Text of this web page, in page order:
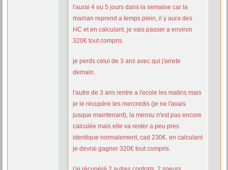
l'aurai 4 ou 5 jours dans la semaine car la
maman reprend a temps plein, il y aura des
HC et en calculant, je vais passer a environ
320€ tout compris.
je perds celui de 3 ans avec qui j'arrete
demain.
l'autre de 3 ans rentre a l'ecole les matins mais
je le récupère les mercredis (je ne l'avais
jusque maintenant), la mensu n'est pas encore
calculée mais elle va rester a peu pres
identique normalement, cad 230€. en calculant
je devrai gagner 320€ tout compris.